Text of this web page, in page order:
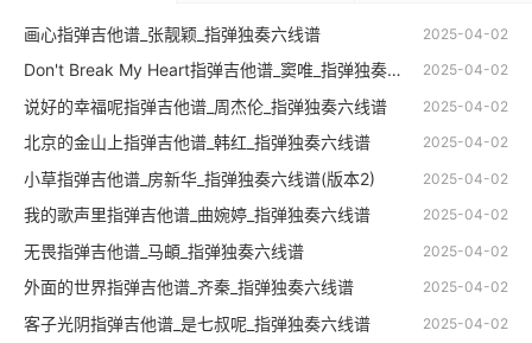
2025-04-02
画心指弹吉他谱_张靓颖_指弹独奏六线谱
2025-04-02
Don't Break My Heart指弹吉他谱_窦唯_指弹独奏六线谱
2025-04-02
说好的幸福呢指弹吉他谱_周杰伦_指弹独奏六线谱
2025-04-02
北京的金山上指弹吉他谱_韩红_指弹独奏六线谱
2025-04-02
小草指弹吉他谱_房新华_指弹独奏六线谱(版本2)
2025-04-02
我的歌声里指弹吉他谱_曲婉婷_指弹独奏六线谱
2025-04-02
无畏指弹吉他谱_马頔_指弹独奏六线谱
2025-04-02
外面的世界指弹吉他谱_齐秦_指弹独奏六线谱
2025-04-02
客子光阴指弹吉他谱_是七叔呢_指弹独奏六线谱